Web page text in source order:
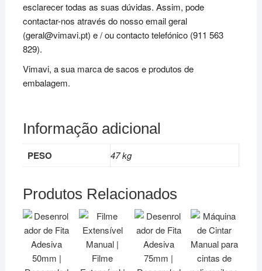
esclarecer todas as suas dúvidas. Assim, pode
contactar-nos através do nosso email geral
(geral@vimavi.pt) e / ou contacto telefónico (911 563
829).
Vimavi, a sua marca de sacos e produtos de
embalagem.
Informação adicional
PESO 47 kg
Produtos Relacionados